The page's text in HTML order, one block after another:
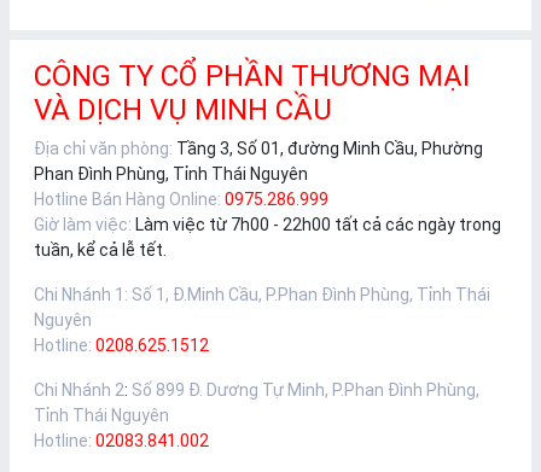
CÔNG TY CỔ PHẦN THƯƠNG MẠI
VÀ DỊCH VỤ MINH CẦU
Địa chỉ văn phòng: Tầng 3, Số 01, đường Minh Cầu, Phường
Phan Đình Phùng, Tỉnh Thái Nguyên
Hotline Bán Hàng Online: 0975.286.999
Giờ làm việc: Làm việc từ 7h00 - 22h00 tất cả các ngày trong
tuần, kể cả lễ tết.
Chi Nhánh 1 : Số 1, Đ.Minh Cầu, P.Phan Đình Phùng, Tỉnh Thái
Nguyên
Hotline: 0208.625.1512
Chi Nhánh 2: Số 899 Đ. Dương Tự Minh, P.Phan Đình Phùng,
Tỉnh Thái Nguyên
Hotline: 02083.841.002